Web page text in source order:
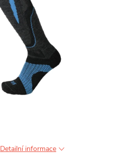
Detailní informace